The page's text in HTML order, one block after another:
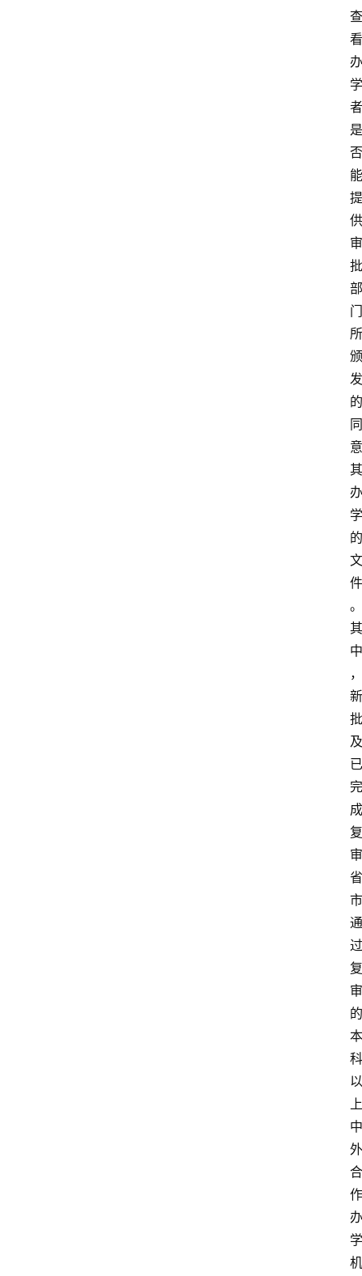
查
看
办
学
者
是
否
能
提
供
审
批
部
门
所
颁
发
的
同
意
其
办
学
的
文
件
。
其
中
，
新
批
及
已
完
成
复
审
省
市
通
过
复
审
的
本
科
以
上
中
外
合
作
办
学
机